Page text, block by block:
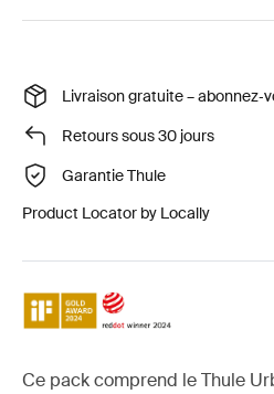
Livraison gratuite –
Retours sous 30 jours
Garantie Thule
Product Locator by Locally
Ce pack comprend le Thule